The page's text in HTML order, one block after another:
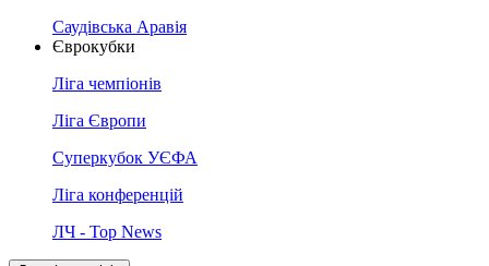
Саудівська Аравія
Єврокубки
Ліга чемпіонів
Ліга Європи
Суперкубок УЄФА
Ліга конференцій
ЛЧ - Top News